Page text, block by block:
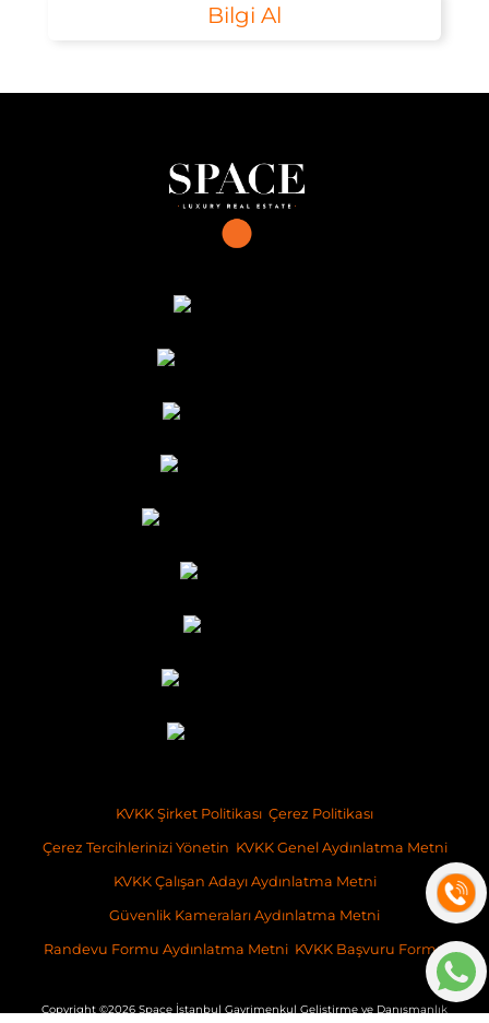
Bilgi Al
KVKK Şirket Politikası Çerez Politikası
Çerez Tercihlerinizi Yönetin KVKK Genel Aydınlatma Metni
KVKK Çalışan Adayı Aydınlatma Metni
Güvenlik Kameraları Aydınlatma Metni
Randevu Formu Aydınlatma Metni KVKK Başvuru Formu
Copyright ©2026 Space İstanbul Gayrimenkul Geliştirme ve Danışmanlık